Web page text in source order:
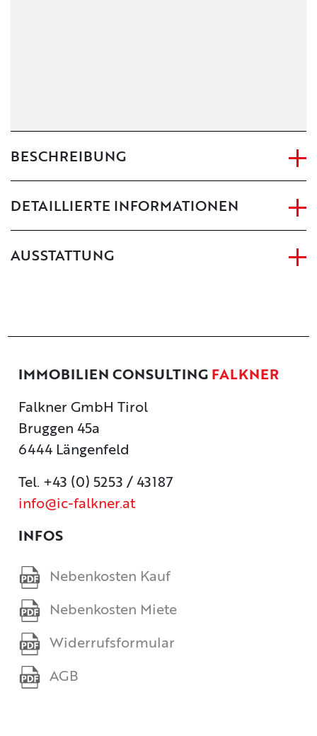
BESCHREIBUNG
DETAILLIERTE INFORMATIONEN
AUSSTATTUNG
IMMOBILIEN CONSULTING FALKNER
Falkner GmbH Tirol
Bruggen 45a
6444 Längenfeld
Tel. +43 (0) 5253 / 43187
info@ic-falkner.at
INFOS
Nebenkosten Kauf
Nebenkosten Miete
Widerrufsformular
AGB